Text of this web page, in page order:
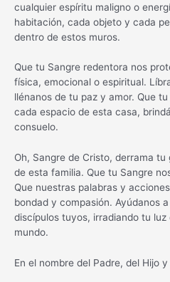
cualquier espíritu maligno o
habitación, cada objeto y cada
dentro de estos muros.
Que tu Sangre redentora nos
física, emocional o espiritual.
llénanos de tu paz y amor. Que
cada espacio de esta casa,
consuelo.
Oh, Sangre de Cristo, derrama
de esta familia. Que tu Sangre
Que nuestras palabras y
bondad y compasión. Ayúdanos
discípulos tuyos, irradiando tu
mundo.
En el nombre del Padre, del Hijo